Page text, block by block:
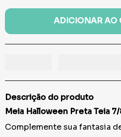
ADICIONAR AO
Descrição do produto
Meia Halloween Preta Teia
Complemente sua fantasia